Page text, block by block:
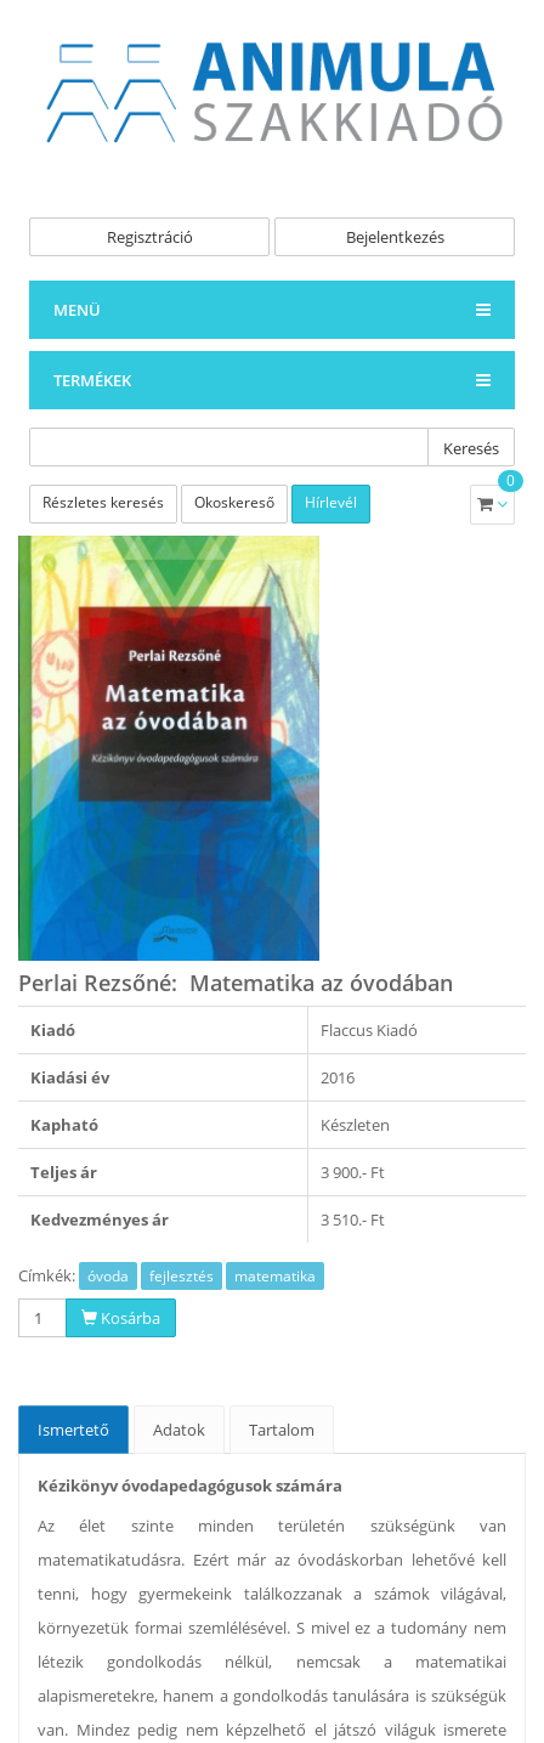
Regisztráció Bejelentkezés
MENÜ
TERMÉKEK
Keresés
Részletes keresés Okoskereső Hírlevél
0
​Perlai Rezsőné: Matematika az óvodában
Kiadó Flaccus Kiadó
Kiadási év 2016
Kapható Készleten
Teljes ár 3 900.- Ft
Kedvezményes ár 3 510.- Ft
Címkék: óvoda fejlesztés matematika
Kosárba
Ismertető Adatok Tartalom
Kézikönyv óvodapedagógusok számára
Az élet szinte minden területén szükségünk van
matematikatudásra. Ezért már az óvodáskorban lehetővé kell
tenni, hogy gyermekeink találkozzanak a számok világával,
környezetük formai szemlélésével. S mivel ez a tudomány nem
létezik gondolkodás nélkül, nemcsak a matematikai
alapismeretekre, hanem a gondolkodás tanulására is szükségük
van. Mindez pedig nem képzelhető el játszó világuk ismerete